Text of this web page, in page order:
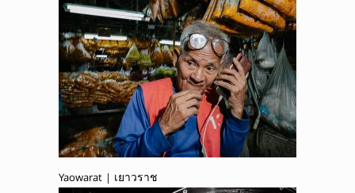
Yaowarat | เยาวราช